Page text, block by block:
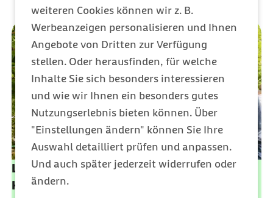
weiteren Cookies können wir z. B.
Werbeanzeigen personalisieren und Ihnen
Angebote von Dritten zur Verfügung
stellen. Oder herausfinden, für welche
Inhalte Sie sich besonders interessieren
und wie wir Ihnen ein besonders gutes
Nutzungserlebnis bieten können. Über
"Einstellungen ändern" können Sie Ihre
Auswahl detailliert prüfen und anpassen.
Und auch später jederzeit widerrufen oder
ändern.
Leistungen der gesetzlichen
Krankenversicherung und